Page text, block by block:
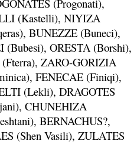
(Progonati),
(Kastelli), NIYIZA
BUNEZZE (Buneci),
ORESTA (Borshi),
ZARO-GORIZIA
FENECAE (Finiqi),
(Lekli), DRAGOTES
CHUNEHIZA
BERNACHUS?,
(Shen Vasili), ZULATES